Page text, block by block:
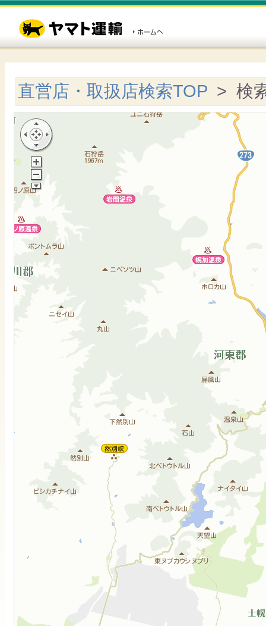
直営店・取扱店検索TOP > 検